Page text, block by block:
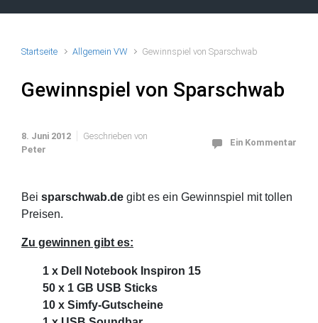
Startseite Allgemein VW Gewinnspiel von Sparschwab
Gewinnspiel von Sparschwab
8. Juni 2012
Geschrieben von
Peter
Ein Kommentar
Bei sparschwab.de gibt es ein Gewinnspiel mit tollen
Preisen.
Zu gewinnen gibt es:
1 x Dell Notebook Inspiron 15
50 x 1 GB USB Sticks
10 x Simfy-Gutscheine